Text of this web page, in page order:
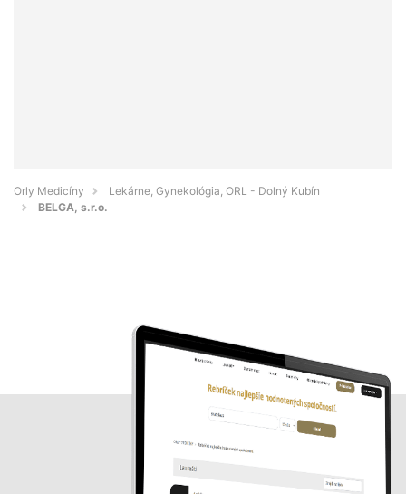
Orly Medicíny
Lekárne, Gynekológia, ORL - Dolný Kubín
BELGA, s.r.o.